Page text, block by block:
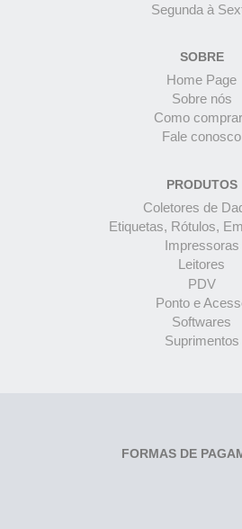
Segunda à
SOBRE
Home Page
Sobre nós
Como
Fale conosco
PRODUTOS
Coletores de
Etiquetas, Rótulos,
Impressoras
Leitores
PDV
Ponto e
Softwares
Suprimentos
FORMAS DE